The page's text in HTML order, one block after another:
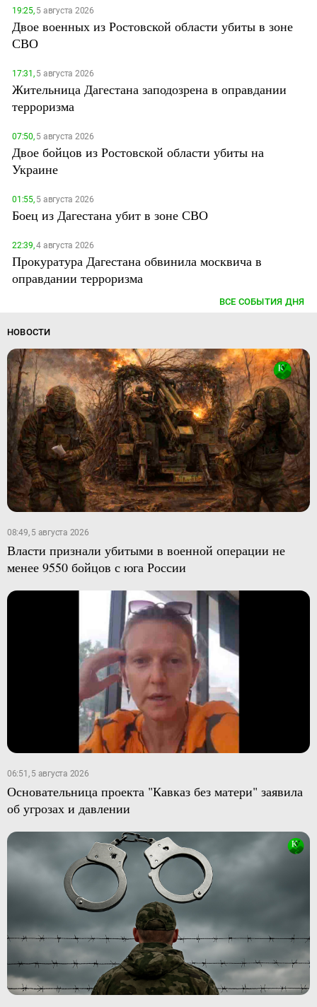
19:25,5 августа 2026
Двое военных из Ростовской области убиты в зоне
СВО
17:31,5 августа 2026
Жительница Дагестана заподозрена в оправдании
терроризма
07:50,5 августа 2026
Двое бойцов из Ростовской области убиты на
Украине
01:55,5 августа 2026
Боец из Дагестана убит в зоне СВО
22:39,4 августа 2026
Прокуратура Дагестана обвинила москвича в
оправдании терроризма
ВСЕ СОБЫТИЯ ДНЯ
НОВОСТИ
08:49, 5 августа 2026
Власти признали убитыми в военной операции не
менее 9550 бойцов с юга России
06:51, 5 августа 2026
Основательница проекта "Кавказ без матери" заявила
об угрозах и давлении